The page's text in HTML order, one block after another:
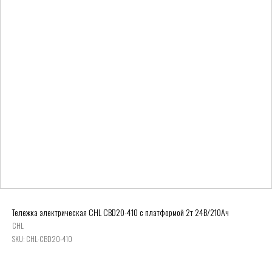
Тележка электрическая CHL CBD20-410 с платформой 2т 24В/210Ач
CHL
SKU: CHL-CBD20-410